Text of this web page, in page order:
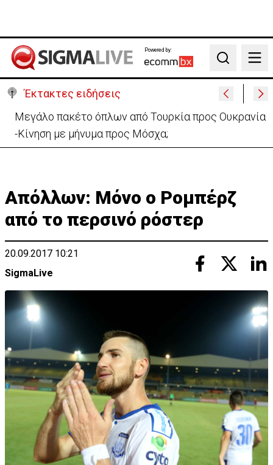
Powered by:
Search
Έκτακτες ειδήσεις
Μελέτησε το πόρισμα της φωτιάς στο Καλό Χωριό
ο Πάλμας- «Ουδέν σχόλιο»
Απόλλων: Μόνο ο Ρομπέρζ
από το περσινό ρόστερ
20.09.2017 10:21
SigmaLive